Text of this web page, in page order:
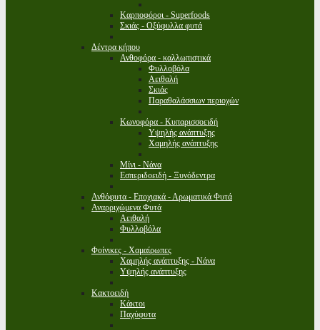
Καρποφόροι - Superfoods
Σκιάς - Οξύφυλλα φυτά
Δέντρα κήπου
Ανθοφόρα - καλλωπιστικά
Φυλλοβόλα
Αειθαλή
Σκιάς
Παραθαλάσσιων περιοχών
Κωνοφόρα - Κυπαρισσοειδή
Υψηλής ανάπτυξης
Χαμηλής ανάπτυξης
Μίνι - Νάνα
Εσπεριδοειδή - Ξυνόδεντρα
Ανθόφυτα - Εποχιακά - Αρωματικά Φυτά
Αναρριχώμενα Φυτά
Αειθαλή
Φυλλοβόλα
Φοίνικες - Χαμαίρωπες
Χαμηλής ανάπτυξης - Νάνα
Υψηλής ανάπτυξης
Κακτοειδή
Κάκτοι
Παχύφυτα